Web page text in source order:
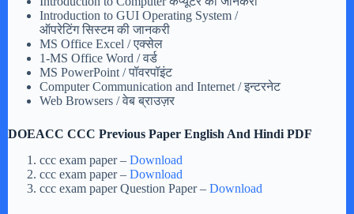
Introduction to GUI Operating System /
ऑपरेटिंग सिस्टम की जानकरी
MS Office Excel / एक्सेल
1-MS Office Word / वर्ड
MS PowerPoint / पॉवरपॉइंट
Computer Communication and Internet / इन्टरनेट
Web Browsers / वेब ब्राउज़र
DOEACC CCC Previous Paper English And Hindi PDF
ccc exam paper – Download
ccc exam paper – Download
ccc exam paper Question Paper – Download